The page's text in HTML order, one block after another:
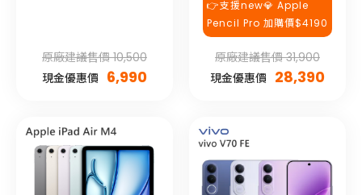
原廠建議售價 10,500
現金優惠價 6,990
👉支援new💎 Apple
Pencil Pro 加購價$4190
原廠建議售價 31,900
現金優惠價 28,390